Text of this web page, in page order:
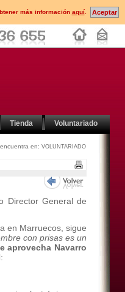
más información aquí.
Tienda Voluntariado
en: VOLUNTARIADO
Director General de
en Marruecos, sigue
con prisas es un
aprovecha Navarro